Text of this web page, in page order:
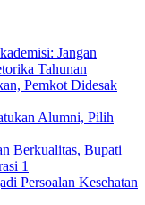
Jangan
Tahunan
Pemkot Didesak
Alumni, Pilih
Berkualitas, Bupati
1
Persoalan Kesehatan